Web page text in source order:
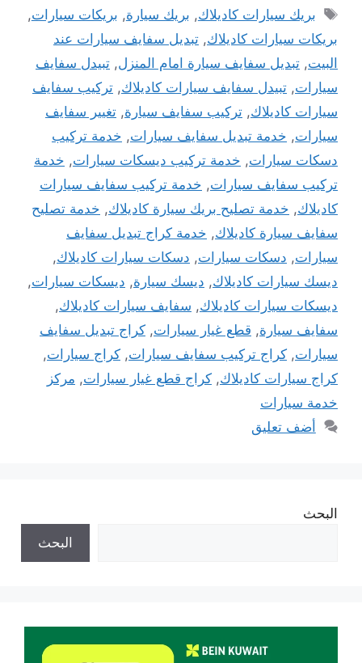
الوسوم
بريك سيارات كاديلاك, بريك سيارة, بريكات سيارات,
بريكات سيارات كاديلاك, تبديل سفايف سيارات عند
البيت, تبديل سفايف سيارة امام المنزل, تبيدل سفايف
سيارات, تبيدل سفايف سيارات كاديلاك, تركيب سفايف
سيارات كاديلاك, تركيب سفايف سيارة, تغيير سفايف
سيارات, خدمة تبديل سفايف سيارات, خدمة تركيب
دسكات سيارات, خدمة تركيب ديسكات سيارات, خدمة
تركيب سفايف سيارات, خدمة تركيب سفايف سيارات
كاديلاك, خدمة تصليح بريك سيارة كاديلاك, خدمة تصليح
سفايف سيارة كاديلاك, خدمة كراج تبديل سفايف
سيارات, دسكات سيارات, دسكات سيارات كاديلاك,
ديسك سيارات كاديلاك, ديسك سيارة, ديسكات سيارات,
ديسكات سيارات كاديلاك, سفايف سيارات كاديلاك,
سفايف سيارة, قطع غيار سيارات, كراج تبديل سفايف
سيارات, كراج تركيب سفايف سيارات, كراج سيارات,
كراج سيارات كاديلاك, كراج قطع غيار سيارات, مركز
خدمة سيارات
أضف تعليق
البحث
البحث